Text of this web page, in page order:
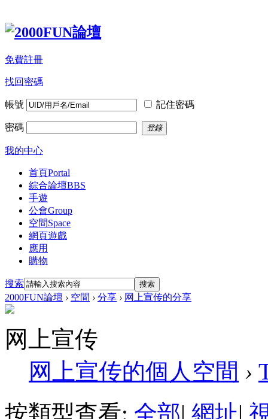
免費註冊
找回密碼
帳號 記住密碼
密碼 登錄
我的中心
首頁Portal
綜合論壇BBS
手遊
公會Group
空間Space
網頁遊戲
應用
購物
搜索 搜索
2000FUN論壇 › 空間 › 分享 › 网上宣传的分享
网上宣传
网上宣传的個人空間 ›
按類型查看: 全部| 網址|